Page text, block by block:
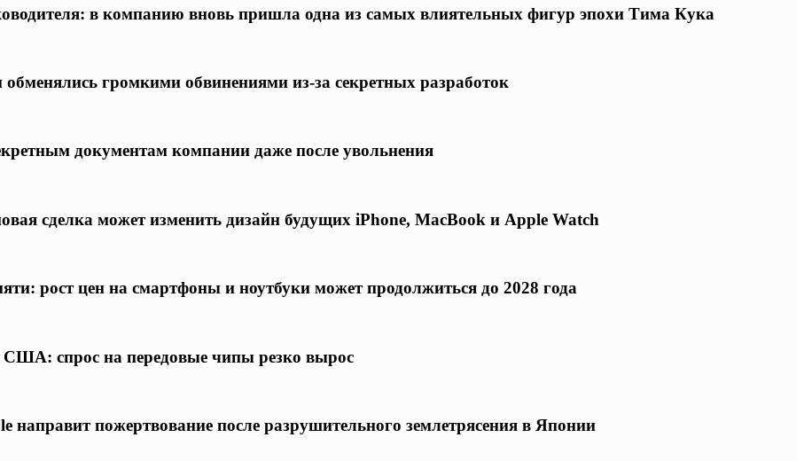
в компанию вновь пришла одна из самых влиятельных фигур эпохи Тима Кука
громкими обвинениями из-за секретных разработок
документам компании даже после увольнения
сделка может изменить дизайн будущих iPhone, MacBook и Apple Watch
рост цен на смартфоны и ноутбуки может продолжиться до 2028 года
США: спрос на передовые чипы резко вырос
пожертвование после разрушительного землетрясения в Японии